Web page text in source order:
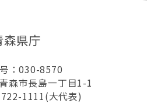
森県庁
：030-8570
森市長島一丁目1-1
1111(大代表)